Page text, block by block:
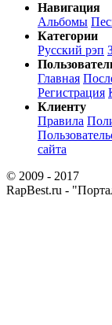
Навигация
Альбомы
Категории
Русский рэп
Главная
Регистрация
Клиенту
Правила
сайта
© 2009 - 2017
RapBest.ru -